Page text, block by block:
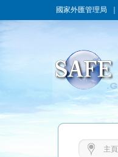
國家外匯管理局
主頁